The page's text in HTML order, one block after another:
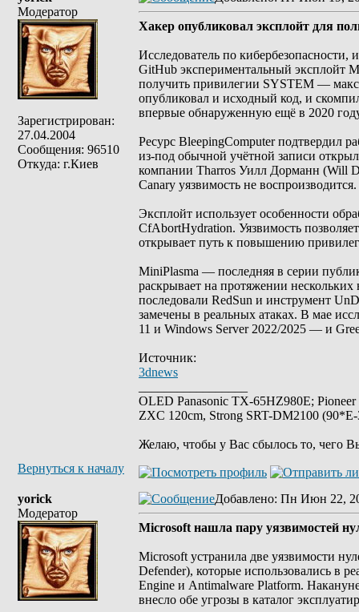
Модератор
Зарегистрирован:
27.04.2004
Сообщения: 96510
Откуда: г.Киев
Хакер опубликовал эксплойт для
Исследователь по
GitHub экспериментальный эксплойт
получить привилегии SYSTEM —
опубликовал и исходный код, и
впервые обнаруженную ещё в 2020
Ресурс BleepingComputer подтвердил
из-под обычной учётной записи
компании Tharros Уилл Дорманн (Will
Canary уязвимость не воспроизводится.
Эксплойт использует особенности
CfAbortHydration. Уязвимость
открывает путь к повышению
MiniPlasma — последняя в серии
раскрывает на протяжении
последовали RedSun и инструмент
замечены в реальных атаках. В мае
11 и Windows Server 2022/2025 — и
Источник:
3dnews
OLED Panasonic TX-65HZ980E;
ZXC 120cm, Strong SRT-DM2100
Желаю, чтобы у Вас сбылось то, чего
Вернуться к началу
yorick
Модератор
Добавлено: Пн Июн 22,
Microsoft нашла пару уязвимостей
Microsoft устранила две уязвимости
Defender), которые использовались в
Engine и Antimalware Platform.
внесло обе угрозы в каталог